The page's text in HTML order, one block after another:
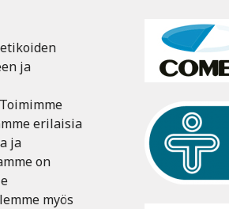
ja
erilaisia
ja
on
myös